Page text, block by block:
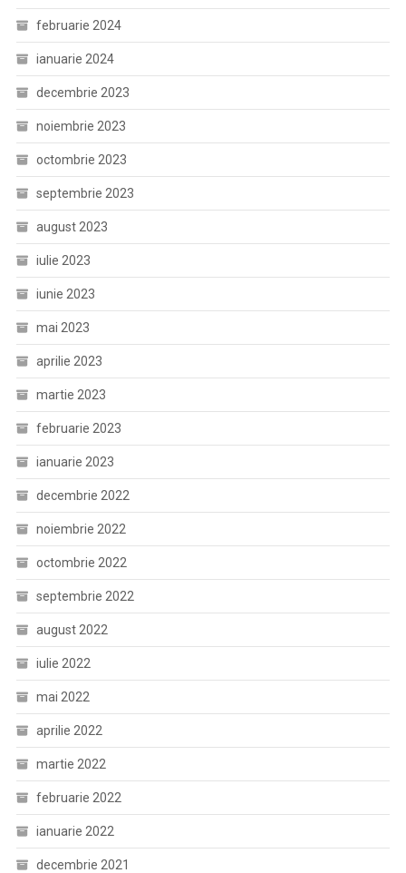
februarie 2024
ianuarie 2024
decembrie 2023
noiembrie 2023
octombrie 2023
septembrie 2023
august 2023
iulie 2023
iunie 2023
mai 2023
aprilie 2023
martie 2023
februarie 2023
ianuarie 2023
decembrie 2022
noiembrie 2022
octombrie 2022
septembrie 2022
august 2022
iulie 2022
mai 2022
aprilie 2022
martie 2022
februarie 2022
ianuarie 2022
decembrie 2021